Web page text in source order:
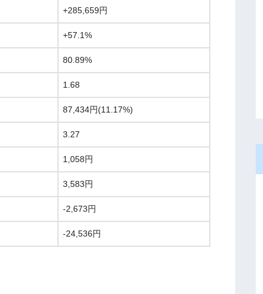
+285,659円
+57.1%
80.89%
1.68
87,434円(11.17%)
3.27
1,058円
3,583円
-2,673円
-24,536円